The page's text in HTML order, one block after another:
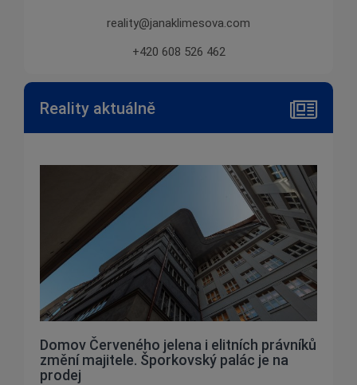
reality@janaklimesova.com
+420 608 526 462
Reality aktuálně
Domov Červeného jelena i elitních právníků
změní majitele. Šporkovský palác je na
prodej